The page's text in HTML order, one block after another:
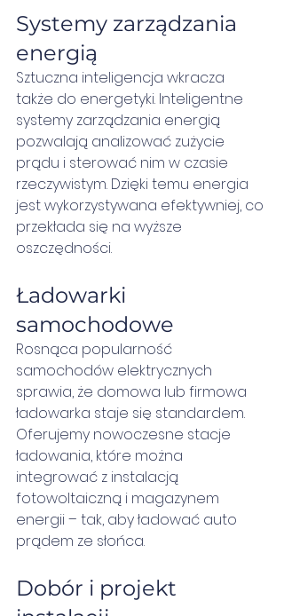
Systemy zarządzania
energią
Sztuczna inteligencja wkracza
także do energetyki. Inteligentne
systemy zarządzania energią
pozwalają analizować zużycie
prądu i sterować nim w czasie
rzeczywistym. Dzięki temu energia
jest wykorzystywana efektywniej, co
przekłada się na wyższe
oszczędności.
Ładowarki
samochodowe
Rosnąca popularność
samochodów elektrycznych
sprawia, że domowa lub firmowa
ładowarka staje się standardem.
Oferujemy nowoczesne stacje
ładowania, które można
integrować z instalacją
fotowoltaiczną i magazynem
energii – tak, aby ładować auto
prądem ze słońca.
Dobór i projekt